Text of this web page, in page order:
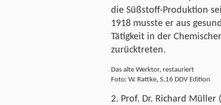
die Süßstoff-Produktion
1918 musste er aus
Tätigkeit in der
zurücktreten.
Das alte Werktor, restauriert
Foto: W. Rattke, S.16 DDV Edition
2. Prof. Dr. Richard Müller